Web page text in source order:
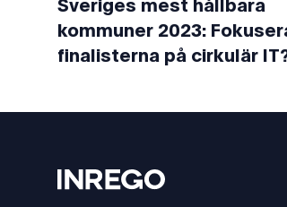
Sveriges mest hållbara
kommuner 2023:
finalisterna på cirkulär
Inrego